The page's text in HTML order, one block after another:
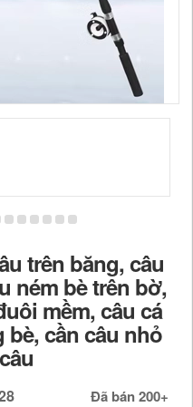
trên băng, câu
ném bè trên bờ,
mềm, câu cá
bè, cần câu nhỏ
Đã bán 200+